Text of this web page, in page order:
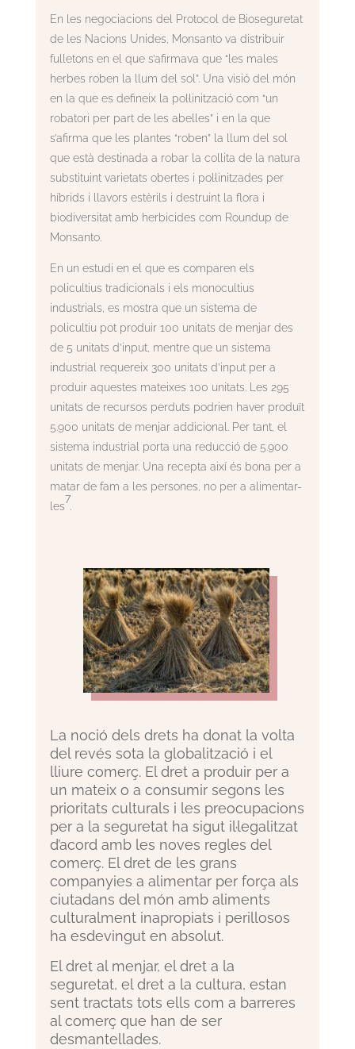
En les negociacions del Protocol de Bioseguretat
de les Nacions Unides, Monsanto va distribuir
fulletons en el que s’afirmava que “les males
herbes roben la llum del sol”. Una visió del món
en la que es defineix la pol·linització com “un
robatori per part de les abelles” i en la que
s’afirma que les plantes “roben” la llum del sol
que està destinada a robar la collita de la natura
substituint varietats obertes i pol·linitzades per
híbrids i llavors estèrils i destruint la flora i
biodiversitat amb herbicides com Roundup de
Monsanto.
En un estudi en el que es comparen els
policultius tradicionals i els monocultius
industrials, es mostra que un sistema de
policultiu pot produir 100 unitats de menjar des
de 5 unitats d’input, mentre que un sistema
industrial requereix 300 unitats d’input per a
produir aquestes mateixes 100 unitats. Les 295
unitats de recursos perduts podrien haver produït
5.900 unitats de menjar addicional. Per tant, el
sistema industrial porta una reducció de 5.900
unitats de menjar. Una recepta així és bona per a
matar de fam a les persones, no per a alimentar-
les
7
La noció dels drets ha donat la volta
del revés sota la globalització i el
lliure comerç. El dret a produir per a
un mateix o a consumir segons les
prioritats culturals i les preocupacions
per a la seguretat ha sigut il·legalitzat
d’acord amb les noves regles del
comerç. El dret de les grans
companyies a alimentar per força als
ciutadans del món amb aliments
culturalment inapropiats i perillosos
ha esdevingut en absolut.
El dret al menjar, el dret a la
seguretat, el dret a la cultura, estan
sent tractats tots ells com a barreres
al comerç que han de ser
desmantellades.